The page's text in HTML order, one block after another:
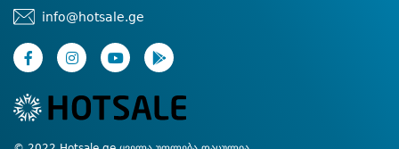
info@hotsale.ge